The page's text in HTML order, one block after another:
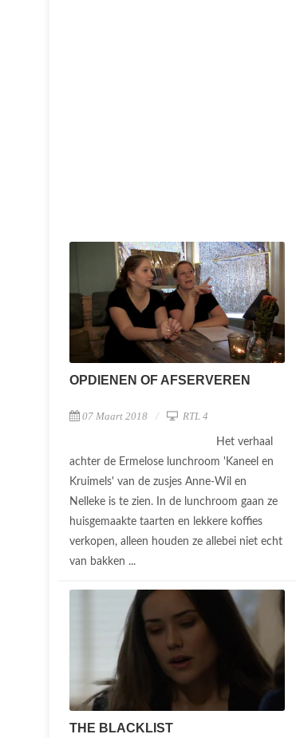
OPDIENEN OF AFSERVEREN
07 Maart 2018 RTL 4
Het verhaal
achter de Ermelose lunchroom 'Kaneel en
Kruimels' van de zusjes Anne-Wil en
Nelleke is te zien. In de lunchroom gaan ze
huisgemaakte taarten en lekkere koffies
verkopen, alleen houden ze allebei niet echt
van bakken ...
THE BLACKLIST